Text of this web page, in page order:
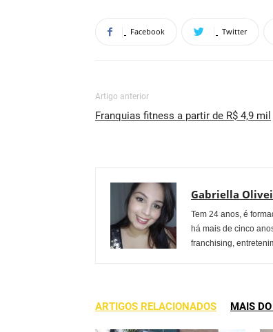
Facebook Twitter
Artigo anterior
Franquias fitness a partir de R$ 4,9 mil
Gabriella
Tem 24 anos, é
há mais de cinco
franchising,
ARTIGOS RELACIONADOS MAIS